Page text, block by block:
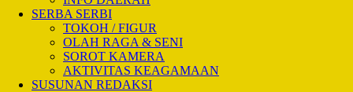
SERBA SERBI
TOKOH / FIGUR
OLAH RAGA & SENI
SOROT KAMERA
AKTIVITAS KEAGAMAAN
SUSUNAN REDAKSI